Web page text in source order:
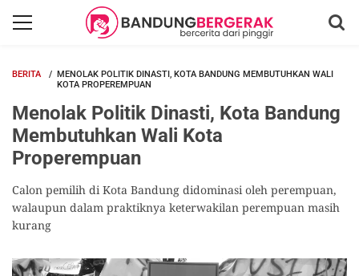
BERITA
MENOLAK POLITIK DINASTI, KOTA BANDUNG MEMBUTUHKAN WALI
KOTA PROPEREMPUAN
Menolak Politik Dinasti, Kota Bandung
Membutuhkan Wali Kota
Properempuan
Calon pemilih di Kota Bandung didominasi oleh perempuan,
walaupun dalam praktiknya keterwakilan perempuan masih
kurang